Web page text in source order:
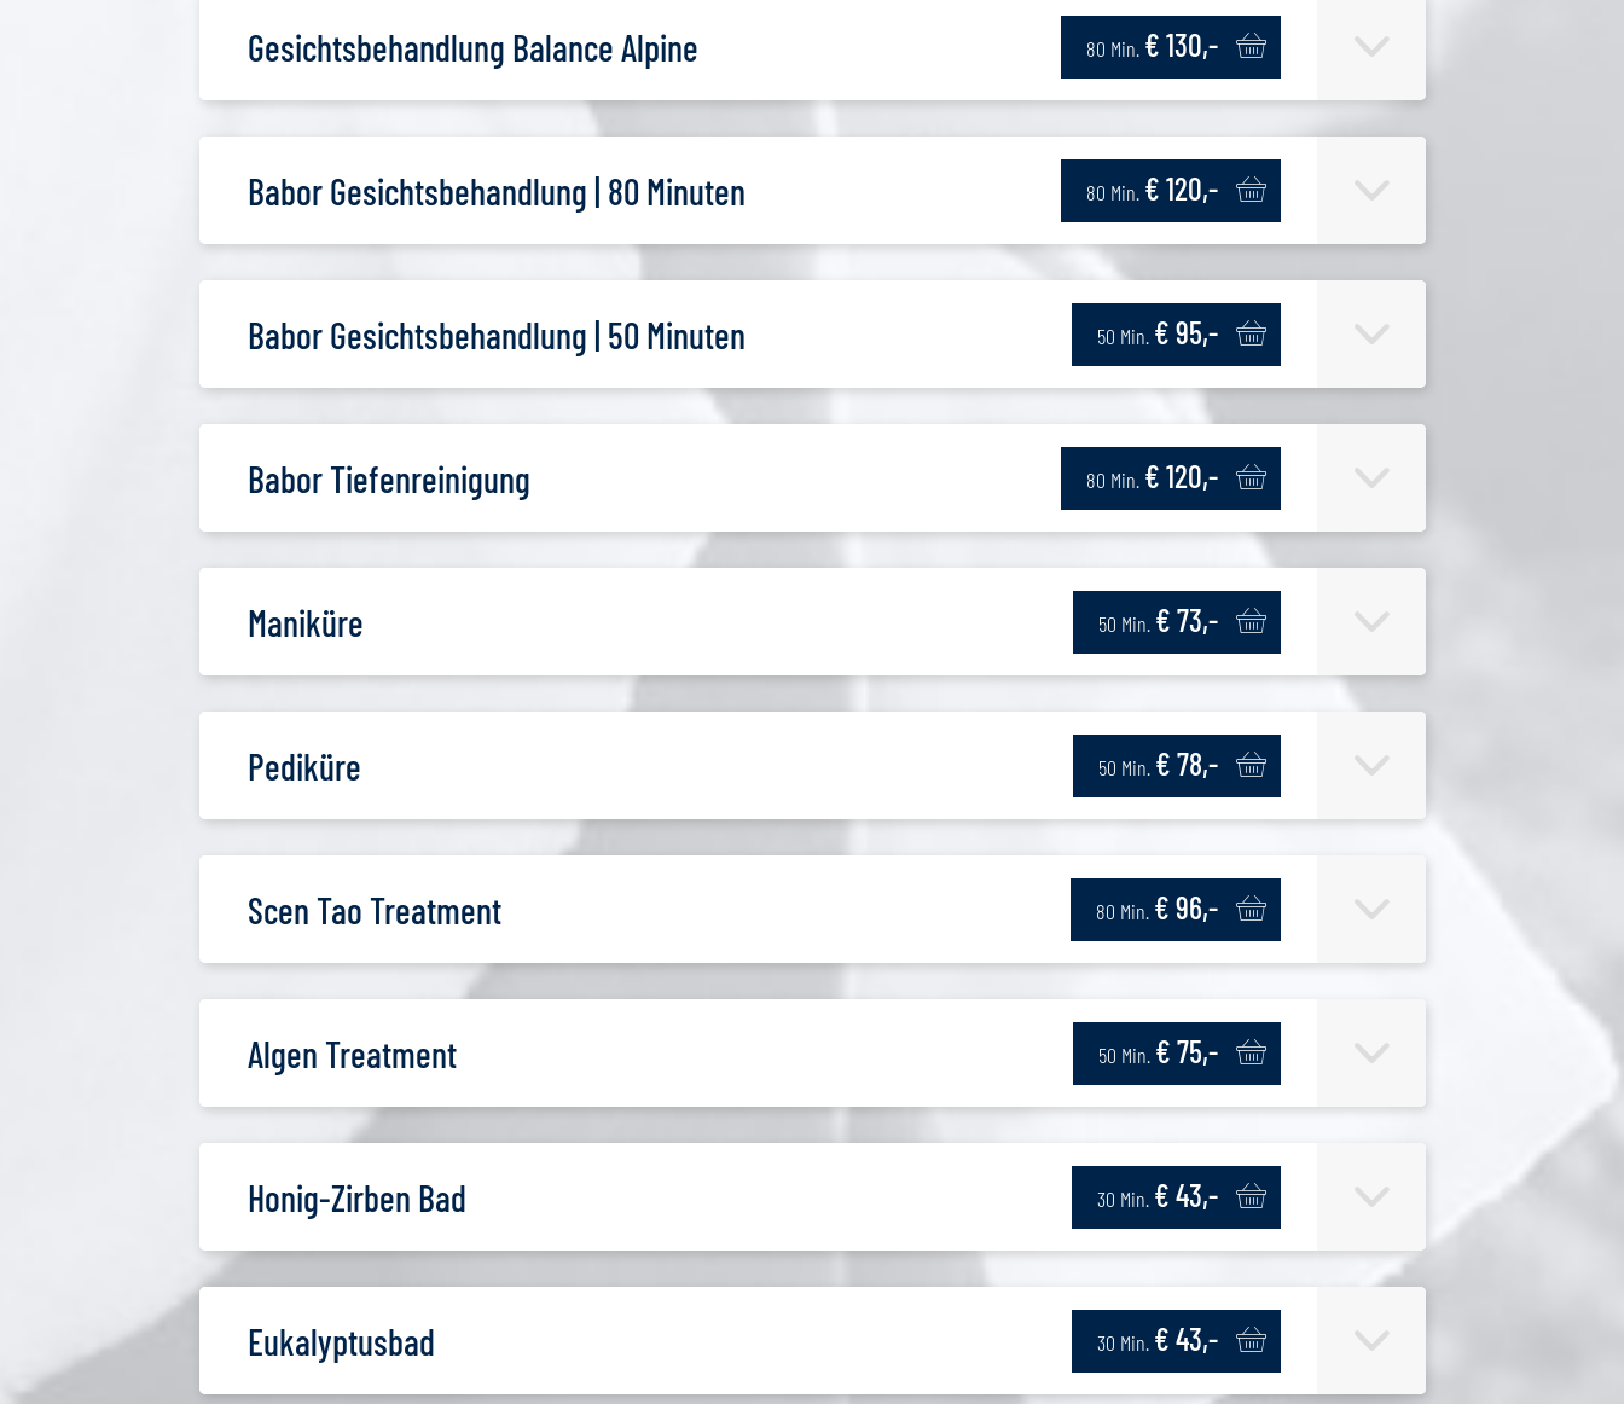
Gesichtsbehandlung Balance Alpine 80 Min. € 130,-
Babor Gesichtsbehandlung | 80 Minuten 80 Min. € 120,-
Babor Gesichtsbehandlung | 50 Minuten 50 Min. € 95,-
Babor Tiefenreinigung 80 Min. € 120,-
Maniküre 50 Min. € 73,-
Pediküre 50 Min. € 78,-
Scen Tao Treatment 80 Min. € 96,-
Algen Treatment 50 Min. € 75,-
Honig-Zirben Bad 30 Min. € 43,-
Eukalyptusbad 30 Min. € 43,-